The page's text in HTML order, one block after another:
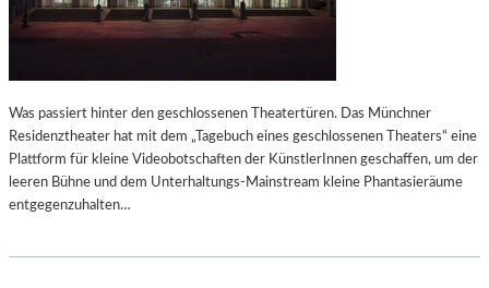
Was passiert hinter den geschlossenen Theatertüren. Das Münchner
Residenztheater hat mit dem „Tagebuch eines geschlossenen Theaters“ eine
Plattform für kleine Videobotschaften der KünstlerInnen geschaffen, um der
leeren Bühne und dem Unterhaltungs-Mainstream kleine Phantasieräume
entgegenzuhalten…